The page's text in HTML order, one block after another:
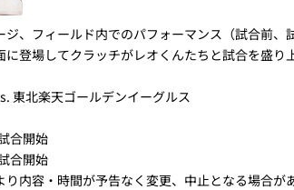
、フィールド内でのパフォーマンス（試合前、
登場してクラッチがレオくんたちと試合を盛り
東北楽天ゴールデンイーグルス
合開始
合開始
内容・時間が予告なく変更、中止となる場合が